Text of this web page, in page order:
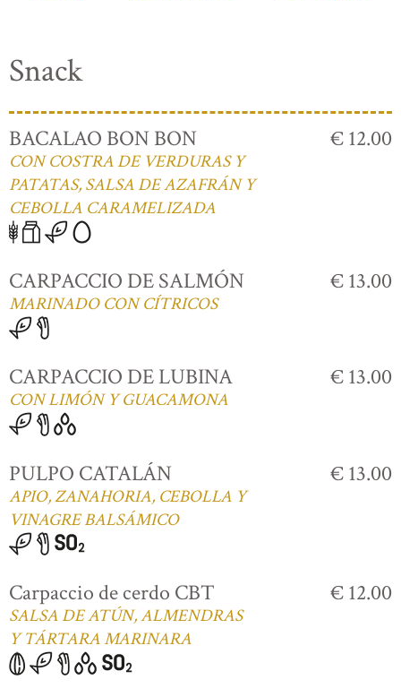
Snack
BACALAO BON BON
CON COSTRA DE VERDURAS Y
PATATAS, SALSA DE AZAFRÁN Y
CEBOLLA CARAMELIZADA
€ 12.00
CARPACCIO DE SALMÓN
MARINADO CON CÍTRICOS
€ 13.00
CARPACCIO DE LUBINA
CON LIMÓN Y GUACAMONA
€ 13.00
PULPO CATALÁN
APIO, ZANAHORIA, CEBOLLA Y
VINAGRE BALSÁMICO
€ 13.00
Carpaccio de cerdo CBT
SALSA DE ATÚN, ALMENDRAS
Y TÁRTARA MARINARA
€ 12.00